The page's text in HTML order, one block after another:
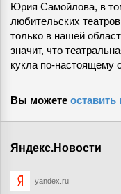
Юрия Самойлова, в
любительских
только в нашей
значит, что
кукла по-настоящему
Вы можете
Яндекс.Новости
yandex.ru